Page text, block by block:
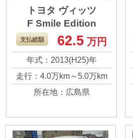
トヨタ ヴィッツ
F Smile Edition
走りも軽四よりは良
く、やはりこのサイ
ズの走り心地は良か
ったです。 キズ等も
ありますが、走行距
離は少なめなので、
まだまだ大事に乗っ
支払総額 62.5 万円
年式：2013(H25)年
走行：4.0万km～5.0万km
所在地：広島県